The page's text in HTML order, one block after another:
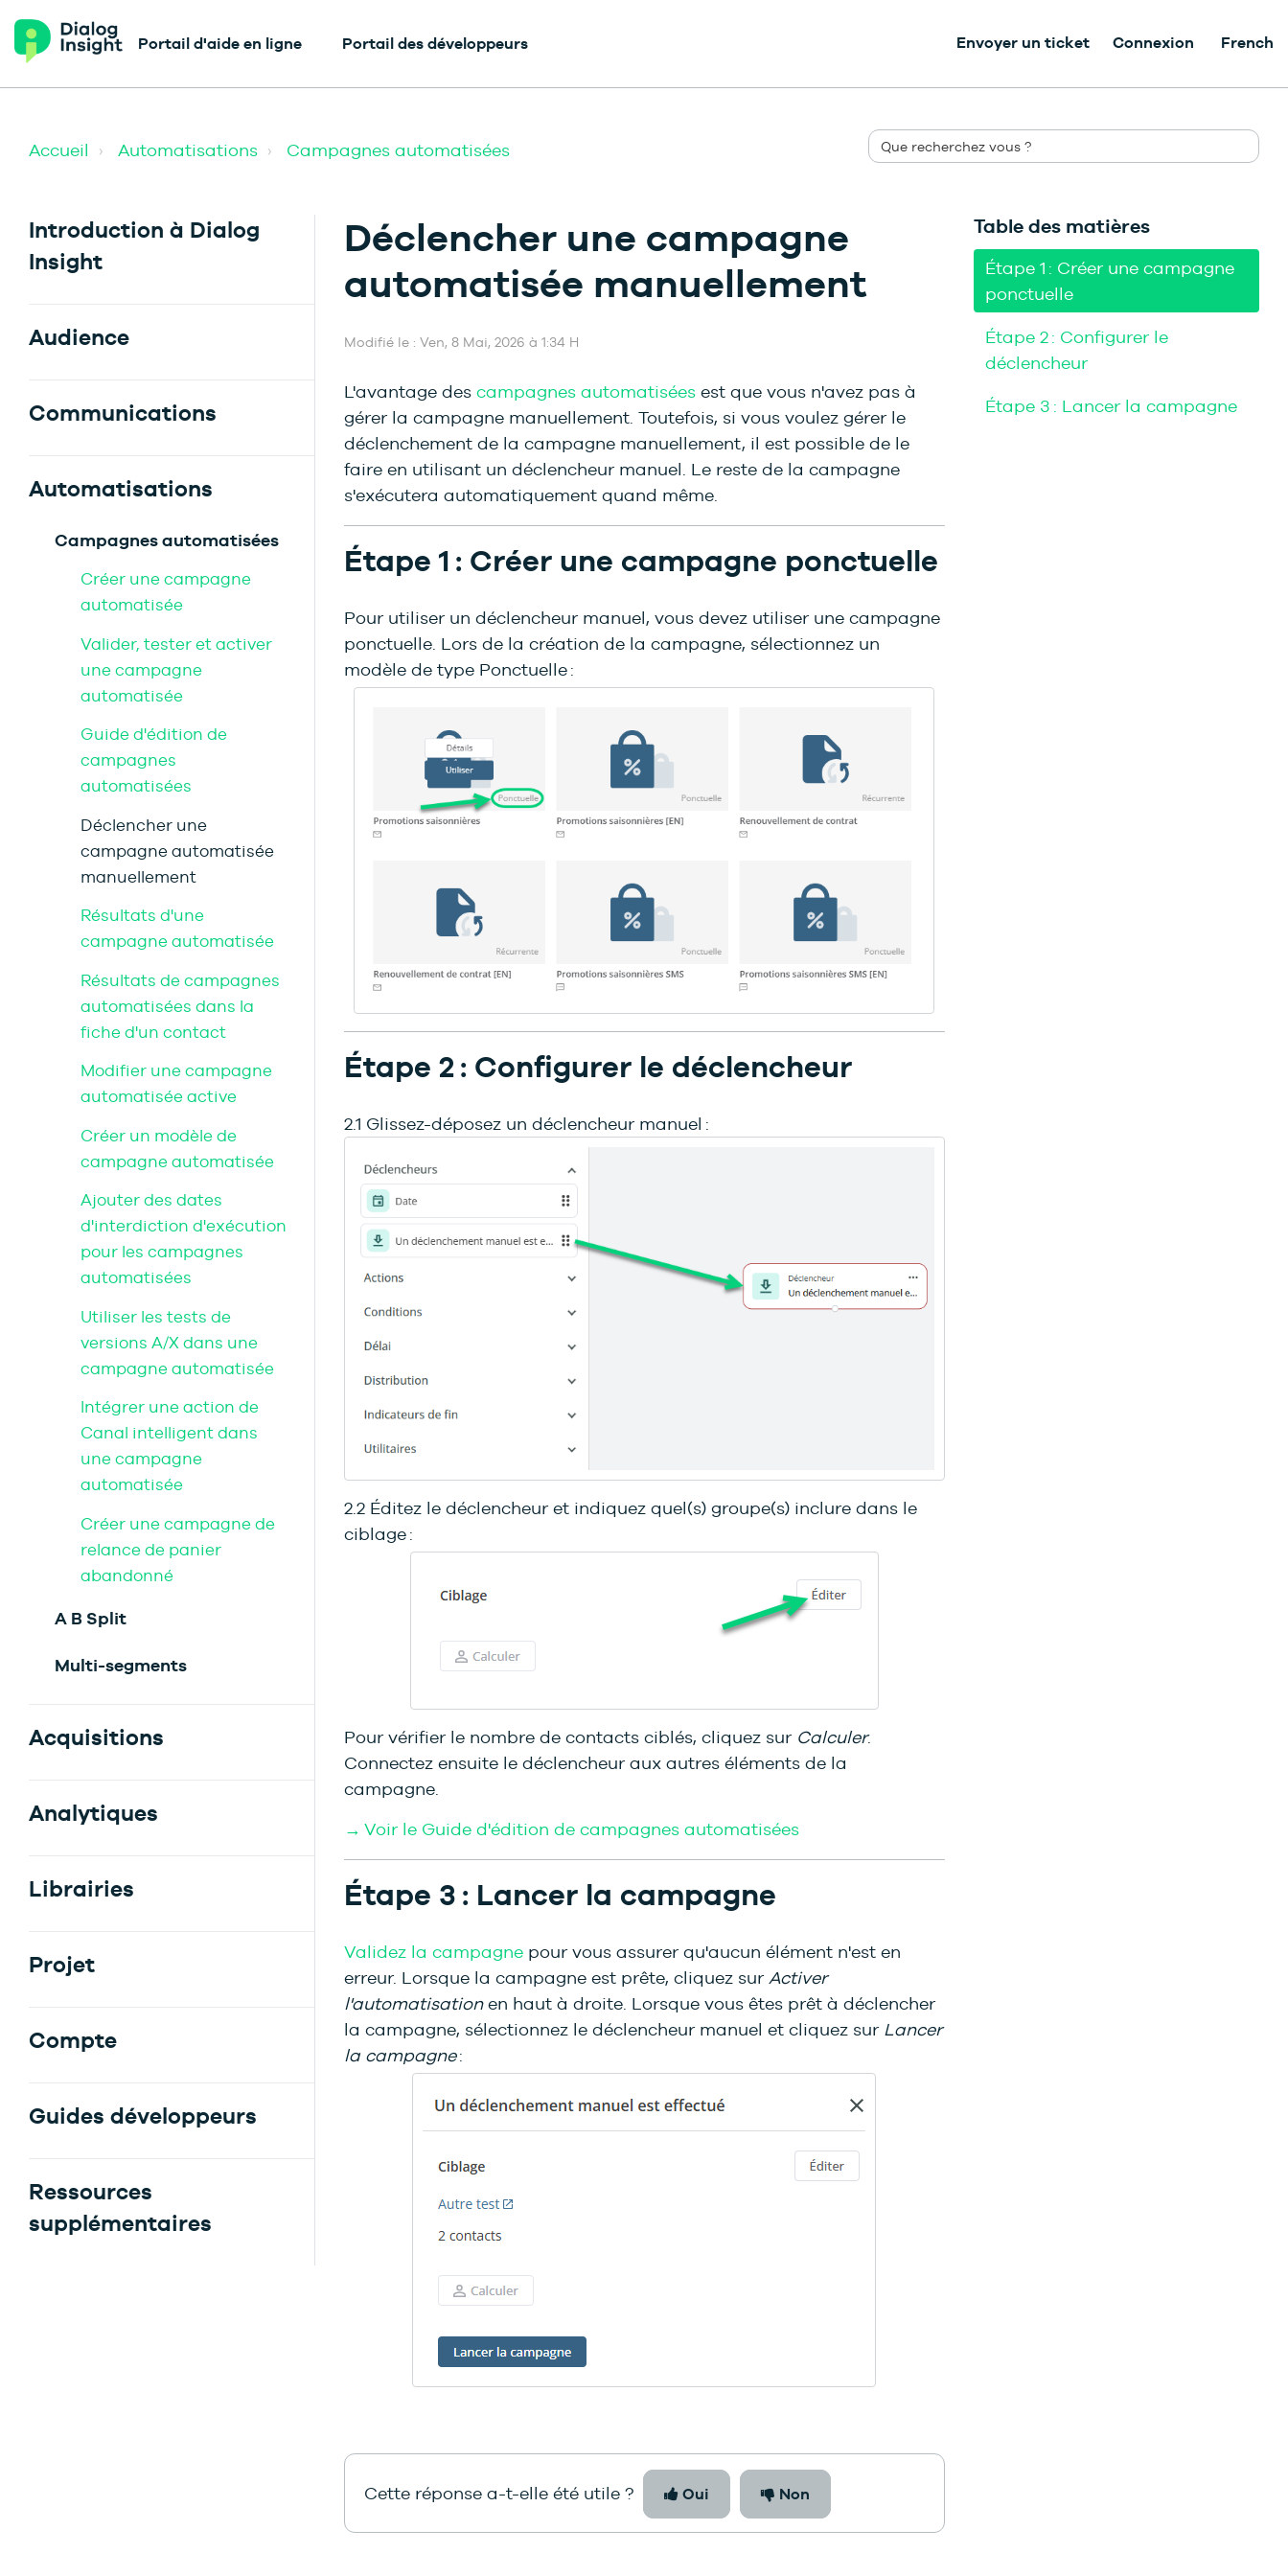
Portail d'aide en ligne Portail des développeurs Envoyer un ticket Connexion French
Accueil Automatisations Campagnes automatisées
Introduction à Dialog
Insight
Audience
Communications
Automatisations
Campagnes automatisées
Créer une campagne
automatisée
Valider, tester et activer
une campagne
automatisée
Guide d'édition de
campagnes
automatisées
Déclencher une
campagne automatisée
manuellement
Résultats d'une
campagne automatisée
Résultats de campagnes
automatisées dans la
fiche d'un contact
Modifier une campagne
automatisée active
Créer un modèle de
campagne automatisée
Ajouter des dates
d'interdiction d'exécution
pour les campagnes
automatisées
Utiliser les tests de
versions A/X dans une
campagne automatisée
Intégrer une action de
Canal intelligent dans
une campagne
automatisée
Créer une campagne de
relance de panier
abandonné
A B Split
Multi-segments
Acquisitions
Analytiques
Librairies
Projet
Compte
Guides développeurs
Ressources
supplémentaires
Déclencher une campagne
automatisée manuellement
Modifié le : Ven, 8 Mai, 2026 à 1:34 H
L'avantage des campagnes automatiséesest que vous n'avez pas à
gérer la campagne manuellement. Toutefois, si vous voulez gérer le
déclenchement de la campagne manuellement, il est possible de le
faire en utilisant un déclencheur manuel. Le reste de la campagne
s'exécutera automatiquement quand même.
Étape 1 : Créer une campagne ponctuelle
Pour utiliser un déclencheur manuel, vous devez utiliser une campagne
ponctuelle. Lors de la création de la campagne, sélectionnez un
modèle de type Ponctuelle :
Étape 2 : Configurer le déclencheur
2.1 Glissez-déposez un déclencheur manuel :
2.2 Éditez le déclencheur et indiquez quel(s) groupe(s) inclure dans le
ciblage :
Pour vérifier le nombre de contacts ciblés, cliquez sur Calculer.
Connectez ensuite le déclencheur aux autres éléments de la
campagne.
→ Voir le Guide d'édition de campagnes automatisées
Étape 3 : Lancer la campagne
Validez la campagnepour vous assurer qu'aucun élément n'est en
erreur. Lorsque la campagne est prête, cliquez sur Activer
l'automatisationen haut à droite. Lorsque vous êtes prêt à déclencher
la campagne, sélectionnez le déclencheur manuel et cliquez sur Lancer
la campagne:
Cette réponse a-t-elle été utile ? Oui Non
Table des matières
Étape 1 : Créer une campagne
ponctuelle
Étape 2 : Configurer le
déclencheur
Étape 3 : Lancer la campagne